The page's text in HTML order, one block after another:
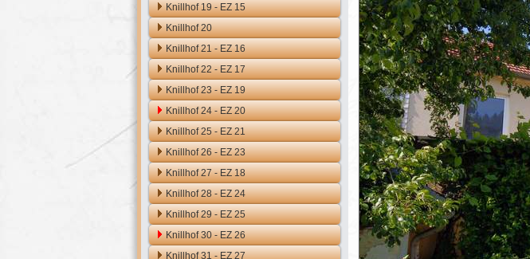
Knillhof 19 - EZ 15
Knillhof 20
Knillhof 21 - EZ 16
Knillhof 22 - EZ 17
Knillhof 23 - EZ 19
Knillhof 24 - EZ 20
Knillhof 25 - EZ 21
Knillhof 26 - EZ 23
Knillhof 27 - EZ 18
Knillhof 28 - EZ 24
Knillhof 29 - EZ 25
Knillhof 30 - EZ 26
Knillhof 31 - EZ 27